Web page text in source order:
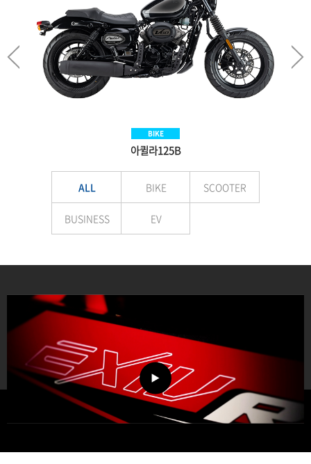
BIKE
아퀼라125B
BIKE
Aquila300BS
SCOOTER
VNEX125
EV
E-LuTion
ALL BIKE SCOOTER
BUSINESS EV